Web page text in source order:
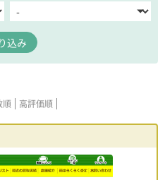
込み
順 高評価順